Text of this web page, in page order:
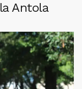
Antola